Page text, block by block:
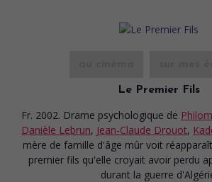
Le Premier Fils
Fr. 2002. Drame psychologique de
Danièle Lebrun, Jean-Claude Drouot,
mère de famille d'âge mûr voit
premier fils qu'elle croyait avoir perdu
durant la guerre